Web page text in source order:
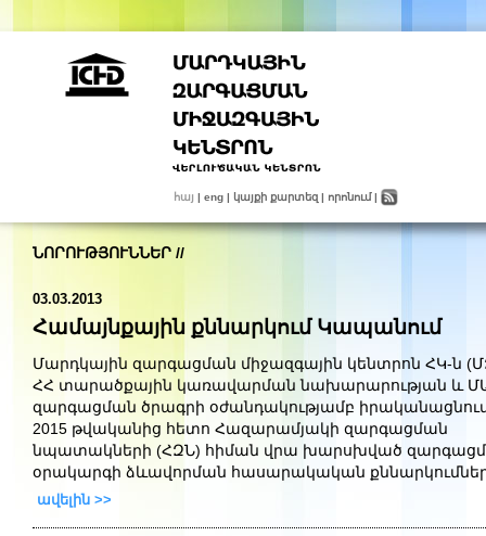
հայ | eng | կայքի քարտեզ | որոնում|
ՆՈՐՈՒԹՅՈՒՆՆԵՐ //
03.03.2013
Համայնքային քննարկում Կապանում
Մարդկային զարգացման միջազգային կենտրոն ՀԿ-ն
ՀՀ տարածքային կառավարման նախարարության և
զարգացման ծրագրի օժանդակությամբ
2015 թվականից հետո Հազարամյակի զարգացման
նպատակների (ՀԶՆ) հիման վրա խարսխված
օրակարգի ձևավորման հասարակական
ավելին >>